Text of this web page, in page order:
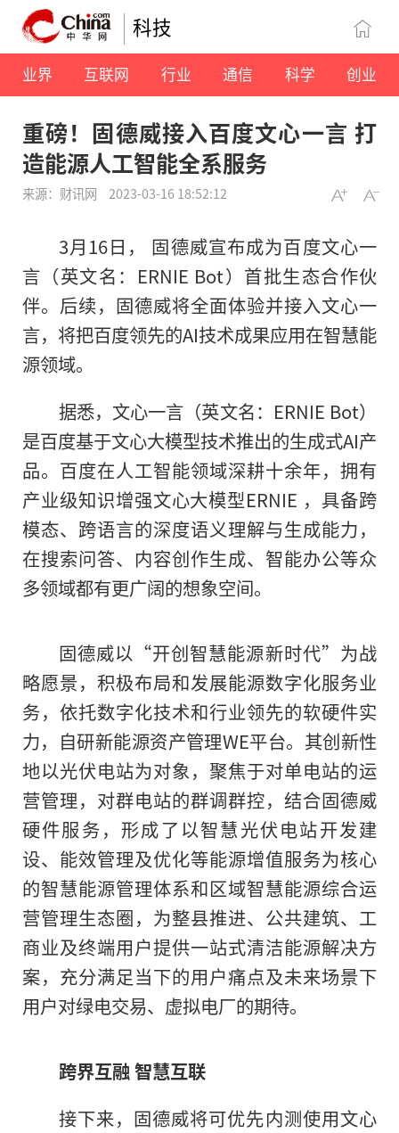
科技
业界 互联网 行业 通信 科学 创业
重磅！固德威接入百度文心一言 打
造能源人工智能全系服务
来源：财讯网 2023-03-16 18:52:12
3月16日， 固德威宣布成为百度文心一
言（英文名：ERNIE Bot）首批生态合作伙
伴。后续，固德威将全面体验并接入文心一
言，将把百度领先的AI技术成果应用在智慧能
源领域。
据悉，文心一言（英文名：ERNIE Bot）
是百度基于文心大模型技术推出的生成式AI产
品。百度在人工智能领域深耕十余年，拥有
产业级知识增强文心大模型ERNIE ，具备跨
模态、跨语言的深度语义理解与生成能力，
在搜索问答、内容创作生成、智能办公等众
多领域都有更广阔的想象空间。
固德威以“开创智慧能源新时代”为战
略愿景，积极布局和发展能源数字化服务业
务，依托数字化技术和行业领先的软硬件实
力，自研新能源资产管理WE平台。其创新性
地以光伏电站为对象，聚焦于对单电站的运
营管理，对群电站的群调群控，结合固德威
硬件服务，形成了以智慧光伏电站开发建
设、能效管理及优化等能源增值服务为核心
的智慧能源管理体系和区域智慧能源综合运
营管理生态圈，为整县推进、公共建筑、工
商业及终端用户提供一站式清洁能源解决方
案，充分满足当下的用户痛点及未来场景下
用户对绿电交易、虚拟电厂的期待。
跨界互融 智慧互联
接下来，固德威将可优先内测使用文心